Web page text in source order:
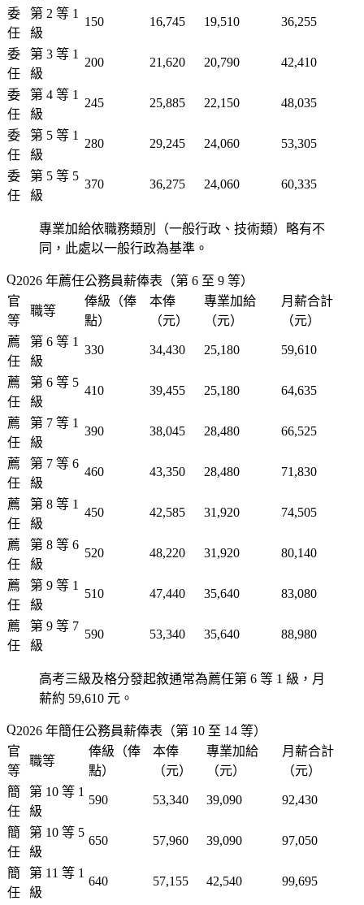
委
任
第 2 等 1
級
150 16,745 19,510 36,255
委
任
第 3 等 1
級
200 21,620 20,790 42,410
委
任
第 4 等 1
級
245 25,885 22,150 48,035
委
任
第 5 等 1
級
280 29,245 24,060 53,305
委
任
第 5 等 5
級
370 36,275 24,060 60,335
專業加給依職務類別（一般行政、技術類）略有不
同，此處以一般行政為基準。
2026 年薦任公務員薪俸表（第 6 至 9 等）
官
等
職等
俸級（俸
點）
本俸
（元）
專業加給
（元）
月薪合計
（元）
薦
任
第 6 等 1
級
330 34,430 25,180 59,610
薦
任
第 6 等 5
級
410 39,455 25,180 64,635
薦
任
第 7 等 1
級
390 38,045 28,480 66,525
薦
任
第 7 等 6
級
460 43,350 28,480 71,830
薦
任
第 8 等 1
級
450 42,585 31,920 74,505
薦
任
第 8 等 6
級
520 48,220 31,920 80,140
薦
任
第 9 等 1
級
510 47,440 35,640 83,080
薦
任
第 9 等 7
級
590 53,340 35,640 88,980
高考三級及格分發起敘通常為薦任第 6 等 1 級，月
薪約 59,610 元。
2026 年簡任公務員薪俸表（第 10 至 14 等）
官
等
職等
俸級（俸
點）
本俸
（元）
專業加給
（元）
月薪合計
（元）
簡
任
第 10 等 1
級
590 53,340 39,090 92,430
簡
任
第 10 等 5
級
650 57,960 39,090 97,050
簡
任
第 11 等 1
級
640 57,155 42,540 99,695